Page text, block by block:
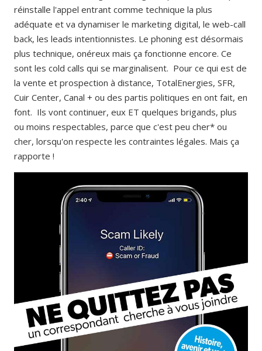
réinstalle l'appel entrant comme technique la plus
adéquate et va dynamiser le marketing digital, le web-call
back, les leads intentionnistes. Le phoning est désormais
plus technique, onéreux mais ça fonctionne encore. Ce
sont les cold calls qui se marginalisent. Pour ce qui est de
la vente et prospection à distance, TotalEnergies, SFR,
Cuir Center, Canal + ou des partis politiques en ont fait, en
font. Ils vont continuer, eux ET quelques brigands, plus
ou moins respectables, parce que c'est peu cher* ou
cher, lorsqu'on respecte les contraintes légales. Mais ça
rapporte !